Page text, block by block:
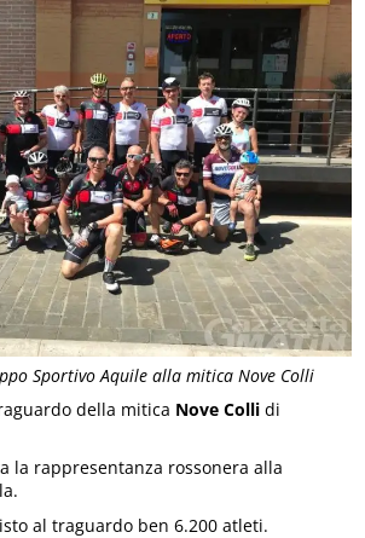
Sportivo Aquile alla mitica Nove Colli
della mitica Nove Colli di
la rappresentanza rossonera alla
al traguardo ben 6.200 atleti.